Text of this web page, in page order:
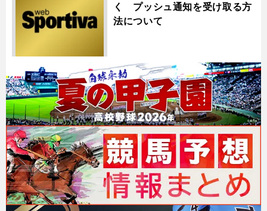
く プッシュ通知を受け取る方
法について